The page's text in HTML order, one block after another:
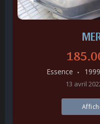
Essence 1999
13 avril